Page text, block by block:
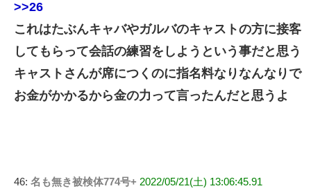
>>26
これはたぶんキャバやガルバのキャストの方に接客
してもらって会話の練習をしようという事だと思う
キャストさんが席につくのに指名料なりなんなりで
お金がかかるから金の力って言ったんだと思うよ
46: 名も無き被検体774号+ 2022/05/21(土) 13:06:45.91